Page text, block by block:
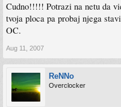
Cudno!!!!! Potrazi na netu da
tvoja ploca pa probaj njega
OC.
Aug 11, 2007
ReNNo
Overclocker